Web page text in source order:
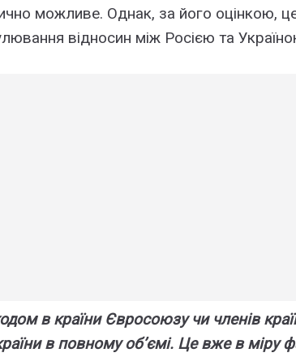
можливе. Однак, за його оцінкою,
відносин між Росією та
в країни Євросоюзу чи членів
в повному об’ємі. Це вже в міру